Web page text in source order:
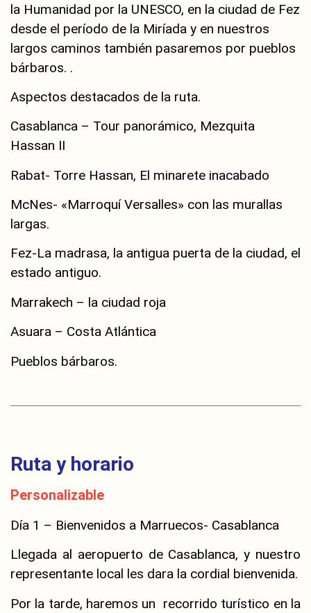
la Humanidad por la UNESCO, en la ciudad de Fez
desde el período de la Miríada y en nuestros
largos caminos también pasaremos por pueblos
bárbaros. .
Aspectos destacados de la ruta.
Casablanca – Tour panorámico, Mezquita
Hassan II
Rabat- Torre Hassan, El minarete inacabado
McNes- «Marroquí Versalles» con las murallas
largas.
Fez-La madrasa, la antigua puerta de la ciudad, el
estado antiguo.
Marrakech – la ciudad roja
Asuara – Costa Atlántica
Pueblos bárbaros.
Ruta y horario
Personalizable
Día 1 – Bienvenidos a Marruecos- Casablanca
Llegada al aeropuerto de Casablanca, y nuestro
representante local les dara la cordial bienvenida.
Por la tarde, haremos un recorrido turístico en la